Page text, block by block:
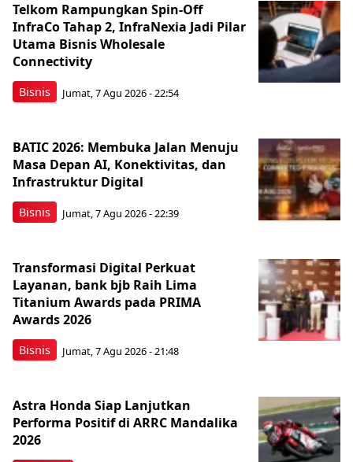
Bisnis
Telkom Rampungkan Spin-Off
InfraCo Tahap 2, InfraNexia Jadi Pilar
Utama Bisnis Wholesale
Connectivity
Jumat, 7 Agu 2026 - 22:54
Bisnis
BATIC 2026: Membuka Jalan Menuju
Masa Depan AI, Konektivitas, dan
Infrastruktur Digital
Jumat, 7 Agu 2026 - 22:39
Bisnis
Transformasi Digital Perkuat
Layanan, bank bjb Raih Lima
Titanium Awards pada PRIMA
Awards 2026
Jumat, 7 Agu 2026 - 21:48
Astra Honda Siap Lanjutkan
Performa Positif di ARRC Mandalika
2026